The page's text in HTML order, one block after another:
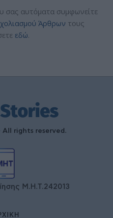
σας αυτόματα συμφωνείτε
Άρθρων τους
εδώ.
rights reserved.
Μ.Η.Τ.242013